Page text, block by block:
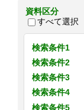
資料区分
すべて選択
検索条件1
検索条件2
検索条件3
検索条件4
検索条件5